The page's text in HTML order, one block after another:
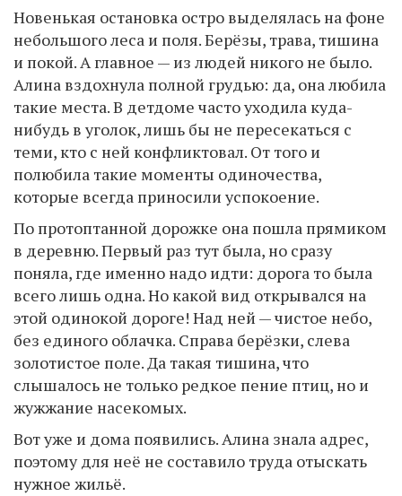
Новенькая остановка остро выделялась на фоне
небольшого леса и поля. Берёзы, трава, тишина
и покой. А главное — из людей никого не было.
Алина вздохнула полной грудью: да, она любила
такие места. В детдоме часто уходила куда-
нибудь в уголок, лишь бы не пересекаться с
теми, кто с ней конфликтовал. От того и
полюбила такие моменты одиночества,
которые всегда приносили успокоение.
По протоптанной дорожке она пошла прямиком
в деревню. Первый раз тут была, но сразу
поняла, где именно надо идти: дорога то была
всего лишь одна. Но какой вид открывался на
этой одинокой дороге! Над ней — чистое небо,
без единого облачка. Справа берёзки, слева
золотистое поле. Да такая тишина, что
слышалось не только редкое пение птиц, но и
жужжание насекомых.
Вот уже и дома появились. Алина знала адрес,
поэтому для неё не составило труда отыскать
нужное жильё.